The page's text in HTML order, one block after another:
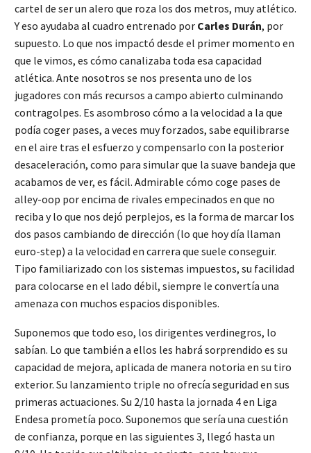
cartel de ser un alero que roza los dos metros, muy atlético.
Y eso ayudaba al cuadro entrenado por Carles Durán, por
supuesto. Lo que nos impactó desde el primer momento en
que le vimos, es cómo canalizaba toda esa capacidad
atlética. Ante nosotros se nos presenta uno de los
jugadores con más recursos a campo abierto culminando
contragolpes. Es asombroso cómo a la velocidad a la que
podía coger pases, a veces muy forzados, sabe equilibrarse
en el aire tras el esfuerzo y compensarlo con la posterior
desaceleración, como para simular que la suave bandeja que
acabamos de ver, es fácil. Admirable cómo coge pases de
alley-oop por encima de rivales empecinados en que no
reciba y lo que nos dejó perplejos, es la forma de marcar los
dos pasos cambiando de dirección (lo que hoy día llaman
euro-step) a la velocidad en carrera que suele conseguir.
Tipo familiarizado con los sistemas impuestos, su facilidad
para colocarse en el lado débil, siempre le convertía una
amenaza con muchos espacios disponibles.
Suponemos que todo eso, los dirigentes verdinegros, lo
sabían. Lo que también a ellos les habrá sorprendido es su
capacidad de mejora, aplicada de manera notoria en su tiro
exterior. Su lanzamiento triple no ofrecía seguridad en sus
primeras actuaciones. Su 2/10 hasta la jornada 4 en Liga
Endesa prometía poco. Suponemos que sería una cuestión
de confianza, porque en las siguientes 3, llegó hasta un